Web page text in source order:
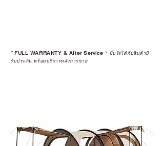
*FULL WARRANTY & After Service * มั่นใจได้กับสินค้ามี
รับประกัน พร้อมบริการหลังการขาย